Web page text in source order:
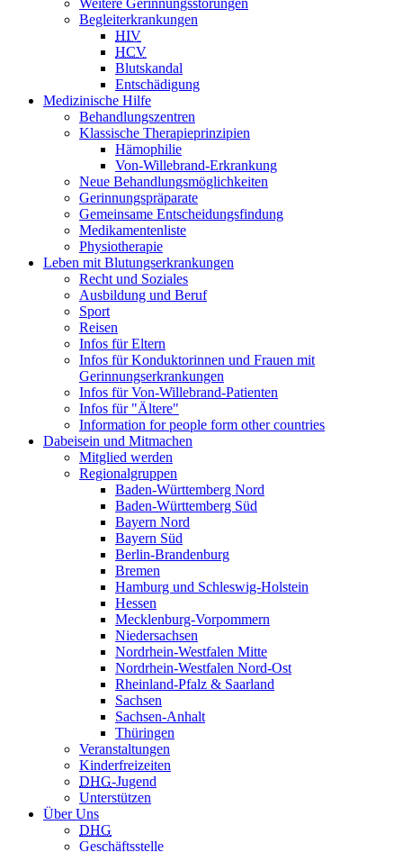
Begleiterkrankungen
HIV
HCV
Blutskandal
Entschädigung
Medizinische Hilfe
Behandlungszentren
Klassische Therapieprinzipien
Hämophilie
Von-Willebrand-Erkrankung
Neue Behandlungsmöglichkeiten
Gerinnungspräparate
Gemeinsame Entscheidungsfindung
Medikamentenliste
Physiotherapie
Leben mit Blutungserkrankungen
Recht und Soziales
Ausbildung und Beruf
Sport
Reisen
Infos für Eltern
Infos für Konduktorinnen und Frauen mit
Gerinnungserkrankungen
Infos für Von-Willebrand-Patienten
Infos für "Ältere"
Information for people form other countries
Dabeisein und Mitmachen
Mitglied werden
Regionalgruppen
Baden-Württemberg Nord
Baden-Württemberg Süd
Bayern Nord
Bayern Süd
Berlin-Brandenburg
Bremen
Hamburg und Schleswig-Holstein
Hessen
Mecklenburg-Vorpommern
Niedersachsen
Nordrhein-Westfalen Mitte
Nordrhein-Westfalen Nord-Ost
Rheinland-Pfalz & Saarland
Sachsen
Sachsen-Anhalt
Thüringen
Veranstaltungen
Kinderfreizeiten
DHG-Jugend
Unterstützen
Über Uns
DHG
Geschäftsstelle